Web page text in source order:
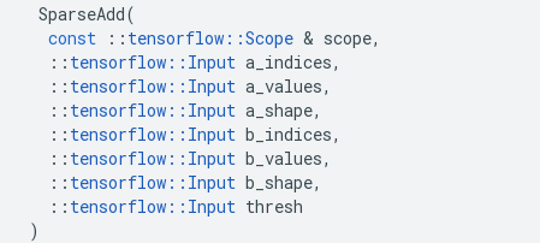
SparseAdd(
const
:: tensorflow ::Scope & scope,
:: tensorflow :: Input a_indices,
:: tensorflow :: Input a_values,
:: tensorflow :: Input a_shape,
:: tensorflow :: Input b_indices,
:: tensorflow :: Input b_values,
:: tensorflow :: Input b_shape,
:: tensorflow :: Input thresh
)